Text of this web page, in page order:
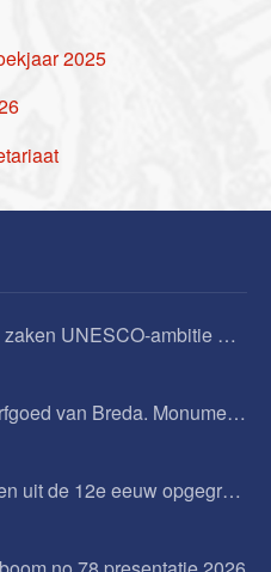
2025
UPDATE: stand van zaken UNESCO-ambitie Begijnhof Breda
Monarch bewaakt erfgoed van Breda. Monumenten, verhalen en toekomstplannen.
Middeleeuwse huizen uit de 12e eeuw opgegraven in Bavel